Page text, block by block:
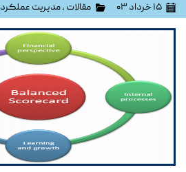
۱۵ خرداد ۰۳ مقالات ،مدیریت عملکرد